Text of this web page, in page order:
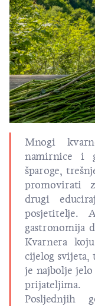
Mnogi
namirnice i
šparoge,
promovirati
drugi
posjetitelje.
gastronomija
Kvarnera
cijelog svijeta,
je najbolje
prijateljima.
Posljednjih